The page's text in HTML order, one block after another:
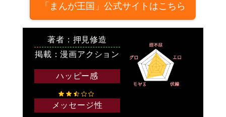
「まんが王国」公式サイトはこちら
著者：押見修造
掲載：漫画アクション
ハッピー感
メッセージ性